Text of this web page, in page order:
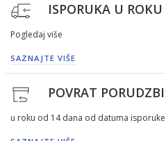
ISPORUKA U
Pogledaj više
SAZNAJTE VIŠE
POVRAT
u roku od 14 dana od datuma isporuke